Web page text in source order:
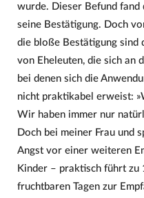
wurde. Dieser Befund fand
seine Bestätigung. Doch
die bloße Bestätigung sind
von Eheleuten, die sich an
bei denen sich die
nicht praktikabel erweist:
Wir haben immer nur
Doch bei meiner Frau und
Angst vor einer weiteren
Kinder – praktisch führt zu
fruchtbaren Tagen zur